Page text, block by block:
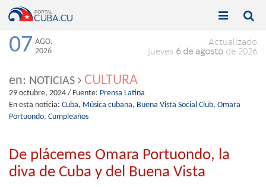
Toggle

Toggle

07 AGO.
2026
Actualizado
jueves 6 de agosto de 2026
en: NOTICIAS CULTURA
29 octubre, 2024 / Fuente: Prensa Latina
En esta noticia: Cuba, Música cubana, Buena Vista Social Club, Omara
Portuondo, Cumpleaños
De plácemes Omara Portuondo, la
diva de Cuba y del Buena Vista